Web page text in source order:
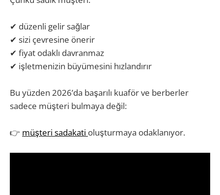
✔ düzenli gelir sağlar
✔ sizi çevresine önerir
✔ fiyat odaklı davranmaz
✔ işletmenizin büyümesini hızlandırır
Bu yüzden 2026’da başarılı kuaför ve berberler
sadece müşteri bulmaya değil:
👉 müşteri sadakati oluşturmaya odaklanıyor.